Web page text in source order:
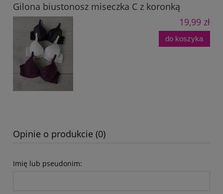
Gilona biustonosz miseczka C z koronką
19,99 zł
do koszyka
Opinie o produkcie (0)
Imię lub pseudonim: